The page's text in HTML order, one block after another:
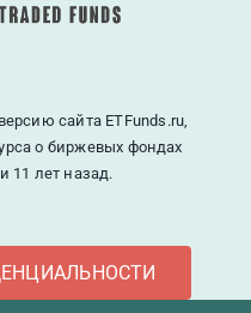
сайта ETFunds.ru,
о биржевых фондах
11 лет назад.